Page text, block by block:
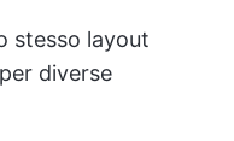
stesso layout
diverse